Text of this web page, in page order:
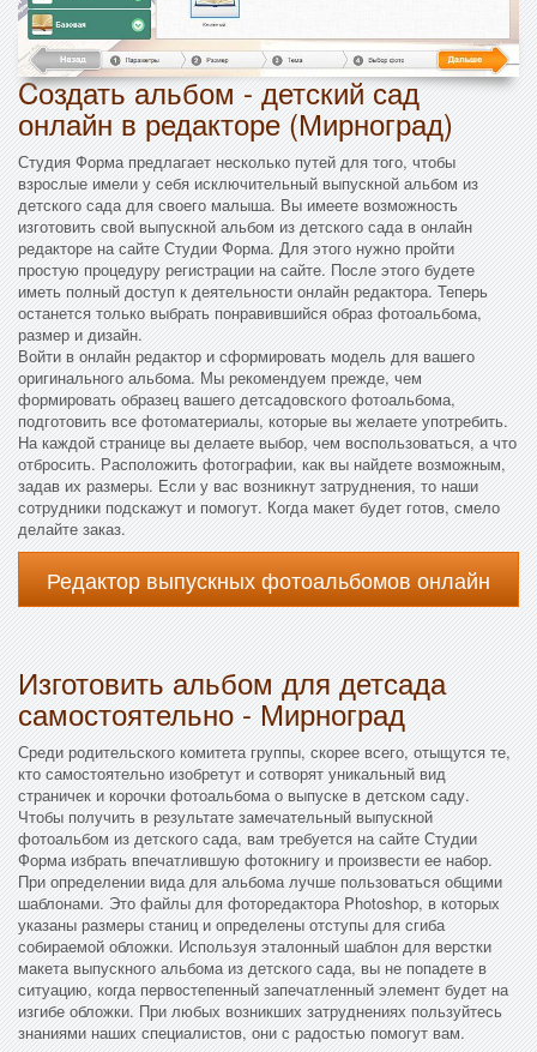
Cоздать альбом - детский сад
онлайн в редакторе (Мирноград)
Студия Форма предлагает несколько путей для того, чтобы
взрослые имели у себя исключительный выпускной альбом из
детского сада для своего малыша. Вы имеете возможность
изготовить свой выпускной альбом из детского сада в онлайн
редакторе на сайте Студии Форма. Для этого нужно пройти
простую процедуру регистрации на сайте. После этого будете
иметь полный доступ к деятельности онлайн редактора. Теперь
останется только выбрать понравившийся образ фотоальбома,
размер и дизайн.
Войти в онлайн редактор и сформировать модель для вашего
оригинального альбома. Мы рекомендуем прежде, чем
формировать образец вашего детсадовского фотоальбома,
подготовить все фотоматериалы, которые вы желаете употребить.
На каждой странице вы делаете выбор, чем воспользоваться, а что
отбросить. Расположить фотографии, как вы найдете возможным,
задав их размеры. Если у вас возникнут затруднения, то наши
сотрудники подскажут и помогут. Когда макет будет готов, смело
делайте заказ.
Редактор выпускных фотоальбомов онлайн
Изготовить альбом для детсада
самостоятельно - Мирноград
Среди родительского комитета группы, скорее всего, отыщутся те,
кто самостоятельно изобретут и сотворят уникальный вид
страничек и корочки фотоальбома о выпуске в детском саду.
Чтобы получить в результате замечательный выпускной
фотоальбом из детского сада, вам требуется на сайте Студии
Форма избрать впечатлившую фотокнигу и произвести ее набор.
При определении вида для альбома лучше пользоваться общими
шаблонами. Это файлы для фоторедактора Photoshop, в которых
указаны размеры станиц и определены отступы для сгиба
собираемой обложки. Используя эталонный шаблон для верстки
макета выпускного альбома из детского сада, вы не попадете в
ситуацию, когда первостепенный запечатленный элемент будет на
изгибе обложки. При любых возникших затруднениях пользуйтесь
знаниями наших специалистов, они с радостью помогут вам.